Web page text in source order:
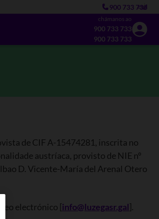
900 733 733
esgl
chámanos ao
900 733 733
900 733 733
de CIF A-15474281, inscrita no
austríaca, provisto de NIE nº
D. Vicente-María del Arenal Otero
electrónico [info@luzegasr.gal].